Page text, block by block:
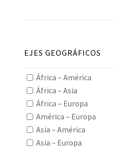
EJES GEOGRÁFICOS
África – América
África – Asia
África – Europa
América – Europa
Asia – América
Asia – Europa